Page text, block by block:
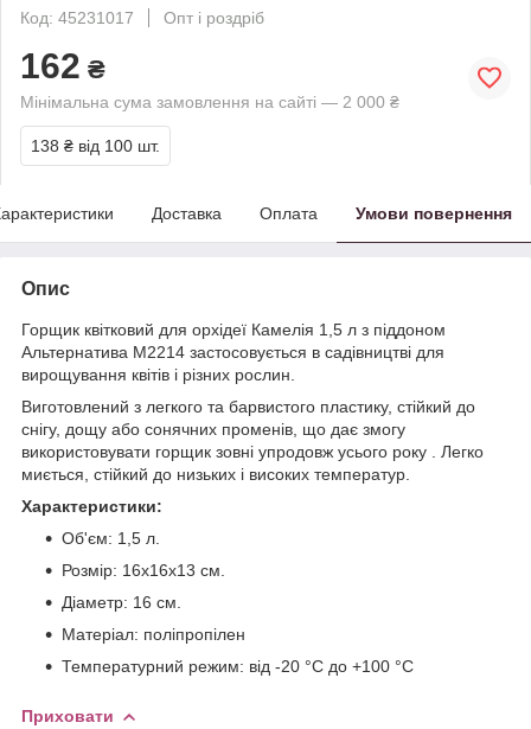
Код: 45231017
Опт і роздріб
162 ₴
Мінімальна сума замовлення на сайті — 2 000 ₴
138 ₴ від 100 шт.
Доставка Оплата Умови повернення
Опис
Горщик квітковий для орхідеї Камелія 1,5 л з піддоном
Альтернатива М2214 застосовується в садівництві для
вирощування квітів і різних рослин.
Виготовлений з легкого та барвистого пластику, стійкий до
снігу, дощу або сонячних променів, що дає змогу
використовувати горщик зовні упродовж усього року . Легко
миється, стійкий до низьких і високих температур.
Характеристики:
Об'єм: 1,5 л.
Розмір: 16х16х13 см.
Діаметр: 16 см.
Матеріал: поліпропілен
Температурний режим: від -20 °C до +100 °C
Приховати